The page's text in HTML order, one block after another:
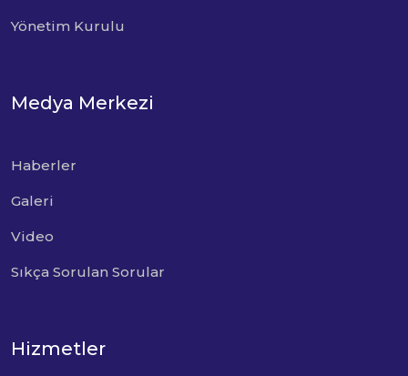
Yönetim Kurulu
Medya Merkezi
Haberler
Galeri
Video
Sıkça Sorulan Sorular
Hizmetler